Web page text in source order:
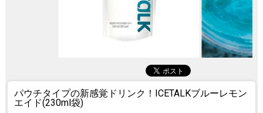
パウチタイプの新感覚ドリンク！ ICETALKブルーレモン
エイド(230ml袋)